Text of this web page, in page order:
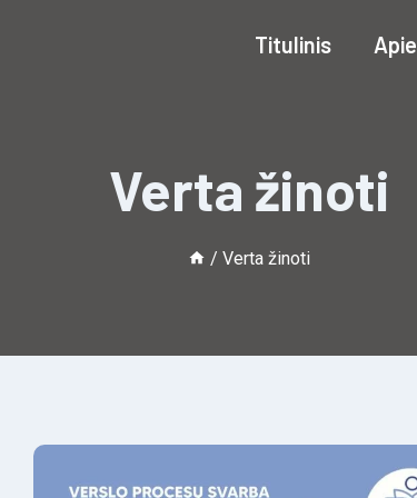
Titulinis Apie
Verta žinoti
/ Verta žinoti